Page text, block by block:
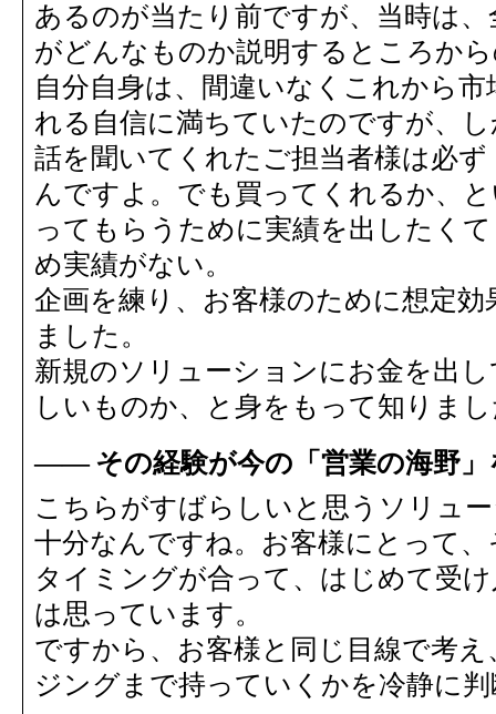
あるのが当たり前ですが、当時は
がどんなものか説明するところか
自分自身は、間違いなくこれから
れる自信に満ちていたのですが、
話を聞いてくれたご担当者様は必
んですよ。でも買ってくれるか、
ってもらうために実績を出したく
め実績がない。
企画を練り、お客様のために想定
ました。
新規のソリューションにお金を出
しいものか、と身をもって知りま
その経験が今の「営業の海野
こちらがすばらしいと思うソリュ
十分なんですね。お客様にとって
タイミングが合って、はじめて受
は思っています。
ですから、お客様と同じ目線で考
ジングまで持っていくかを冷静に